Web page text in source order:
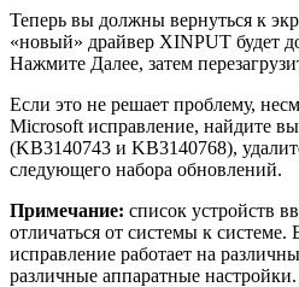
Теперь вы должны вернуться к
«новый» драйвер XINPUT будет
Нажмите Далее, затем
Если это не решает проблему,
Microsoft исправление, найдите
(KB3140743 и KB3140768),
следующего набора обновлений.
Примечание: список устройств
отличаться от системы к системе.
исправление работает на
различные аппаратные настройки.